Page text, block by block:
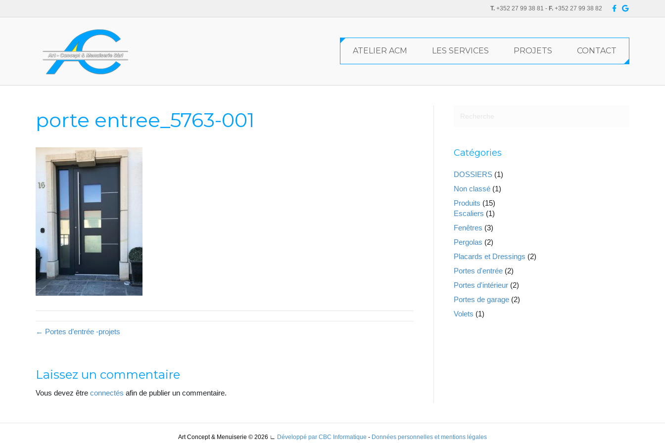
T. +352 27 99 38 81 - F. +352 27 99 38 82
c
o
o
k
G
o
e
ATELIER ACM LES SERVICES PROJETS CONTACT
porte entree_5763-001
← Portes d’entrée -projets
Laissez un commentaire
Vous devez être connectés afin de publier un commentaire.
Catégories
DOSSIERS (1)
Non classé (1)
Produits (15)
Escaliers (1)
Fenêtres (3)
Pergolas (2)
Placards et Dressings (2)
Portes d'entrée (2)
Portes d'intérieur (2)
Portes de garage (2)
Volets (1)
Art Concept & Menuiserie © 2026 ∟ Développé par CBC Informatique - Données personnelles et mentions légales